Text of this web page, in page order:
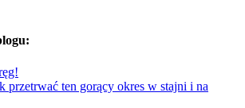
przetrwać ten gorący okres w stajni i na